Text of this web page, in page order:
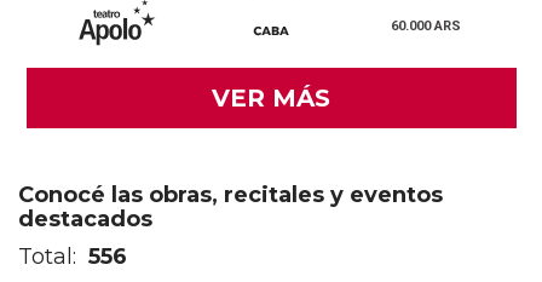
60.000 ARS
VER MÁS
Conocé las obras, recitales y eventos
destacados
Total: 556